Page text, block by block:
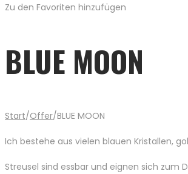
Zu den Favoriten hinzufügen
BLUE MOON
Start/Offer/BLUE MOON
Ich bestehe aus vielen blauen Kristallen,
Streusel sind essbar und eignen sich zum